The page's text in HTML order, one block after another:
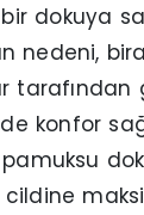
dokuya
nedeni,
tarafından
konfor